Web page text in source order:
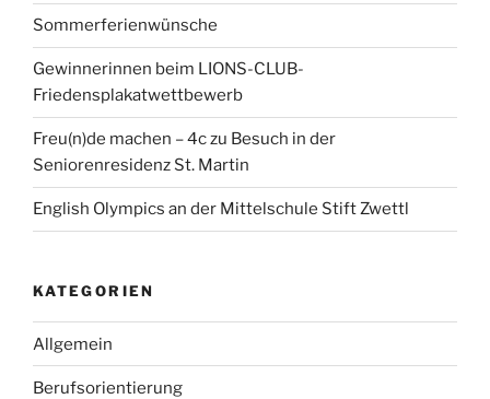
Sommerferienwünsche
Gewinnerinnen beim LIONS-CLUB-
Friedensplakatwettbewerb
Freu(n)de machen – 4c zu Besuch in der
Seniorenresidenz St. Martin
English Olympics an der Mittelschule Stift Zwettl
KATEGORIEN
Allgemein
Berufsorientierung